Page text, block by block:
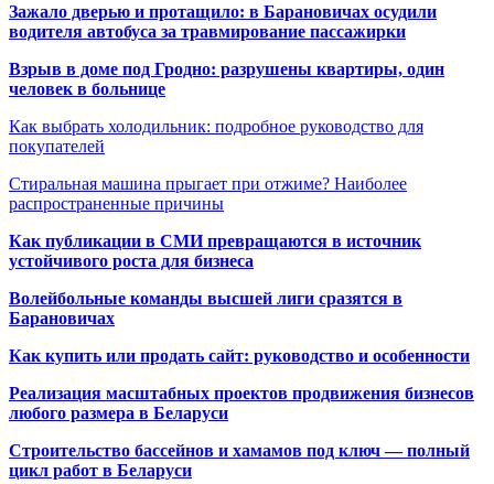
Зажало дверью и протащило: в Барановичах осудили
водителя автобуса за травмирование пассажирки
Взрыв в доме под Гродно: разрушены квартиры, один
человек в больнице
Как выбрать холодильник: подробное руководство для
покупателей
Стиральная машина прыгает при отжиме? Наиболее
распространенные причины
Как публикации в СМИ превращаются в источник
устойчивого роста для бизнеса
Волейбольные команды высшей лиги сразятся в
Барановичах
Как купить или продать сайт: руководство и особенности
Реализация масштабных проектов продвижения бизнесов
любого размера в Беларуси
Строительство бассейнов и хамамов под ключ — полный
цикл работ в Беларуси